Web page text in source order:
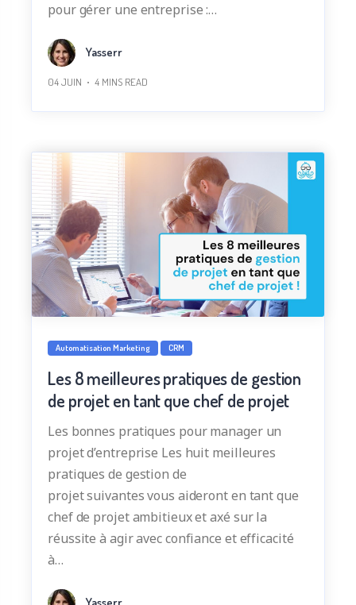
pour gérer une entreprise :…
Yasserr
04 JUIN 4 MINS READ
Automatisation Marketing CRM
Les 8 meilleures pratiques de gestion
de projet en tant que chef de projet
Les bonnes pratiques pour manager un
projet d’entreprise Les huit meilleures
pratiques de gestion de
projet suivantes vous aideront en tant que
chef de projet ambitieux et axé sur la
réussite à agir avec confiance et efficacité
à…
Yasserr